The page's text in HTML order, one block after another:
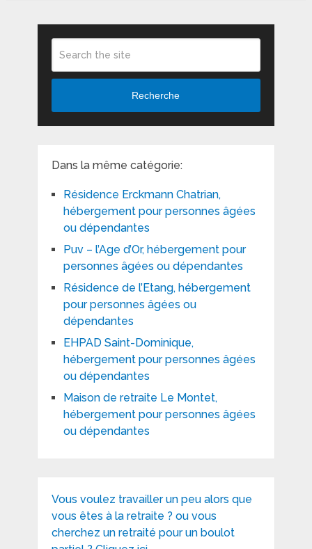
Recherche
Dans la même catégorie:
Résidence Erckmann Chatrian,
hébergement pour personnes âgées
ou dépendantes
Puv – l’Age d’Or, hébergement pour
personnes âgées ou dépendantes
Résidence de l’Etang, hébergement
pour personnes âgées ou
dépendantes
EHPAD Saint-Dominique,
hébergement pour personnes âgées
ou dépendantes
Maison de retraite Le Montet,
hébergement pour personnes âgées
ou dépendantes
Vous voulez travailler un peu alors que
vous êtes à la retraite ? ou vous
cherchez un retraité pour un boulot